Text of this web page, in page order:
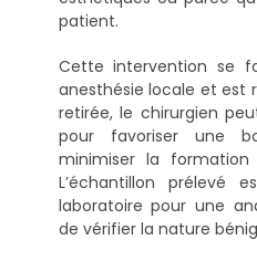
patient.
Cette intervention se
anesthésie locale et est
retirée, le chirurgien
pour favoriser une
minimiser la formation
L’échantillon prélevé
laboratoire pour une
de vérifier la nature